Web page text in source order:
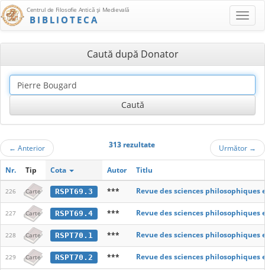
Centrul de Filosofie Antică şi Medievală
BIBLIOTECA
Caută după Donator
← Anterior 313 rezultate Următor →
Nr. Tip Cota Autor Titlu
226 Carte RSPT69.3 *** Revue des sciences philosophiques
227 Carte RSPT69.4 *** Revue des sciences philosophiques
228 Carte RSPT70.1 *** Revue des sciences philosophiques
229 Carte RSPT70.2 *** Revue des sciences philosophiques